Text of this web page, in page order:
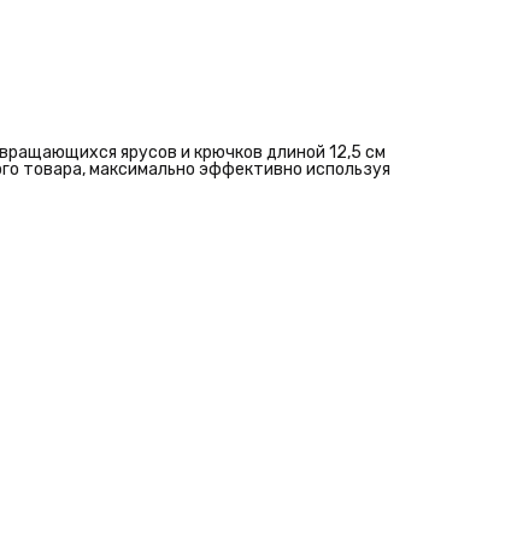
ярусов и крючков длиной 12,5 см
товара, максимально эффективно используя